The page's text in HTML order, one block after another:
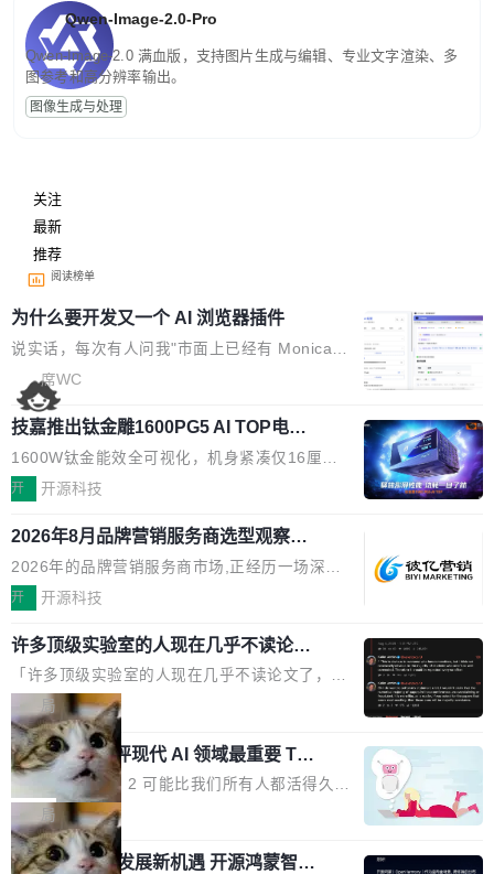
Qwen-Image-2.0-Pro
Qwen-Image-2.0 满血版，支持图片生成与编辑、专业文字渲染、多
图参考和高分辨率输出。
图像生成与处理
关注
最新
推荐
阅读榜单
为什么要开发又一个 AI 浏览器插件
说实话，每次有人问我"市面上已经有 Monica、
Sider、Copilot for Chrome 这些 AI 浏览器插件
了，你为什么还要再做一个"，我都觉得这个问题
问得好。 因为我自己也是从用户变成开发者的。
现有产品的天花板 我用过不少 AI 浏览器插件。
刚开始觉得都挺好——选中一段文字，弹出解
要。但用久了你会发现，它们本质上都是同一类
东西：一个带网页上下文的聊天框。 它们能读取
页面的文本，然后把文本丢给大模型，再返回一
段回答。仅此而已。 这当然有用，但总觉得差点
意思。比如我在一个后台管理系统里，需要填50
个表单字段，每个字段还有联动逻辑；比如我
想...
席WC
技嘉推出钛金雕1600PG5 AI TOP电
源：为发烧级主机与本地AI算力打造旗
舰供电方案
1600W钛金能效全可视化，机身紧凑仅16厘米
继2026台北电脑展首度亮相后，技嘉科技近日正
电源专为发烧级DIY主机与本地AI算力平台打
造，整机长度仅16厘米，提供1600W额定功率
与80PLUS钛金能效；支持ATX 3.1与PCIe 5.1
规范，结合服务器级元件、完善供电线材与内置
实时LCD监控屏，可充分满足当下高阶PC主机
的严苛使用需求。 澎湃功率，紧凑机身 钛金雕1
600PG5 AI TOP具备强悍输出功率，同时实现
机身尺寸大幅精简。整机长度仅16厘米，属于同
功率段机身尺寸十分紧凑的1600W电源产品。小
巧机身有效提升市面主流标准A...
开 开源科技
2026年8月品牌营销服务商选型观察：
从流量思维到品牌资产思维的范式转移
2026年的品牌营销服务商市场,正经历一场深刻
的价值重构。全球全案品牌代理机构市场从2025
复合增长率达5.44%,预计2032年将突破120亿美
元。数字广告与公共关系相关服务市场更是从20
25年的8463亿美元扩张至2026年的8763亿美
元。数字的背后是一个清晰的事实——品牌对专
业化营销服务的需求从未如此迫切。 但市场扩容
的同时,服务商的竞争逻辑正在改变。2026年Top
Agency年度合辑的观察指出,“产品”这个离消费
者最近的载体,在整个品牌营销层面的权重显著变
高了。全域营销服务商的竞争正在从规模转向深
开 开源科技
许多顶级实验室的人现在几乎不读论文
了
「许多顶级实验室的人现在几乎不读论文了，而
且他们认为 ICLR/ICML/NeurIPS 充斥着大量过
度宣传和欺诈。」 OpenAI 研究员 Keller Jorda
n 这条推文引发了广泛讨论。他不是在说风凉
话，他是说出了一个圈内人尽皆知但很少公开捅
破的事实。 Jordan 随后补充了一句软化声明：
「我不认为这些会议上大部分论文都在过度宣传
或造假。问题是，作为读者，如果你筛选出那些
局
xAI 前工程师评现代 AI 领域最重要 Top
3 开源项目
Flash Attention 2 可能比我们所有人都活得久。
这句话不是来自某个技术博客，而是出自 Hieu
Pham 的一条推文。Hieu Pham 是谁？他是 xAI
的早期工程师之一，在 Grok 训练基础设施团队
局
共商智能硬件发展新机遇 开源鸿蒙智能